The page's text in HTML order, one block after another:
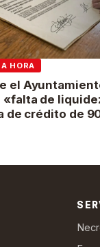
HORA
el
de
de crédito de